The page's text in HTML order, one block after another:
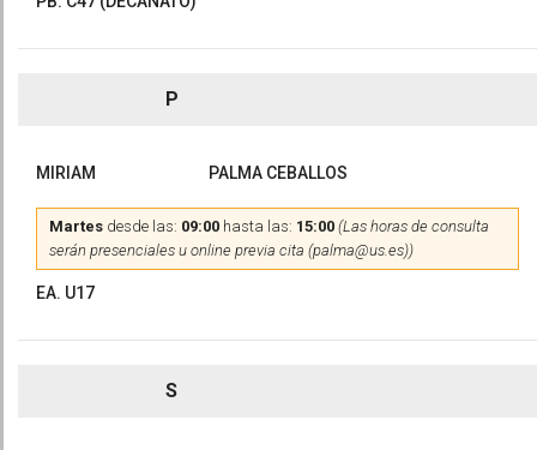
P
MIRIAM PALMA CEBALLOS
Martes desde las: 09:00 hasta las: 15:00 (Las horas de consulta
serán presenciales u online previa cita (palma@us.es))
EA. U17
S